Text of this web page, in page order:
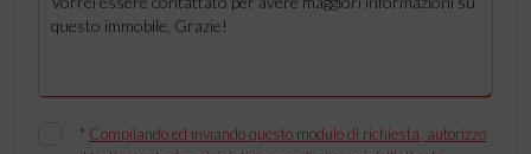
* Compilando ed inviando questo modulo di richiesta, autorizzo